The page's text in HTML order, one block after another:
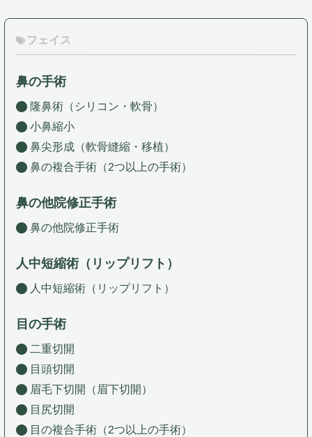
フェイス
鼻の手術
隆鼻術（シリコン・軟骨）
小鼻縮小
鼻尖形成（軟骨縫縮・移植）
鼻の複合手術（2つ以上の手術）
鼻の他院修正手術
鼻の他院修正手術
人中短縮術（リップリフト）
人中短縮術（リップリフト）
目の手術
二重切開
目頭切開
眉毛下切開（眉下切開）
目尻切開
目の複合手術（2つ以上の手術）